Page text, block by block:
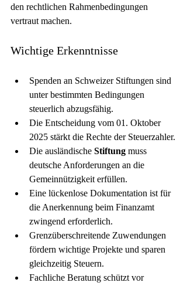
den rechtlichen Rahmenbedingungen
vertraut machen.
Wichtige Erkenntnisse
Spenden an Schweizer Stiftungen sind
unter bestimmten Bedingungen
steuerlich abzugsfähig.
Die Entscheidung vom 01. Oktober
2025 stärkt die Rechte der Steuerzahler.
Die ausländische Stiftung muss
deutsche Anforderungen an die
Gemeinnützigkeit erfüllen.
Eine lückenlose Dokumentation ist für
die Anerkennung beim Finanzamt
zwingend erforderlich.
Grenzüberschreitende Zuwendungen
fördern wichtige Projekte und sparen
gleichzeitig Steuern.
Fachliche Beratung schützt vor